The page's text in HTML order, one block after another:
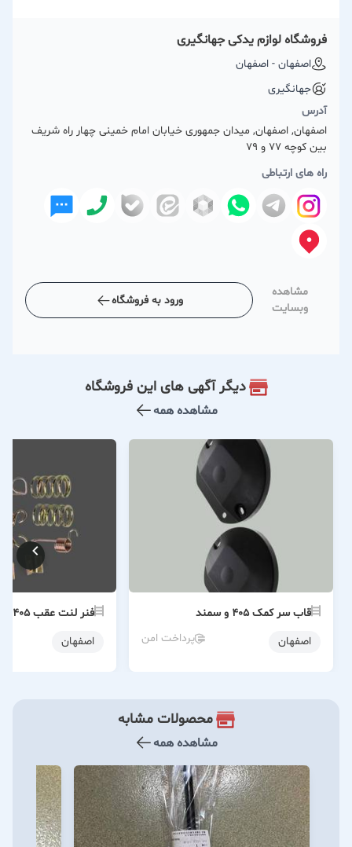
فروشگاه لوازم یدکی جهانگیری
اصفهان - اصفهان
جهانگیری
آدرس
اصفهان, اصفهان, میدان جمهوری خیابان امام خمینی چهار راه شریف
بین کوچه 77 و 79
راه های ارتباطی
مشاهده
وبسایت
ورود به فروشگاه
دیگر آگهی های این فروشگاه
مشاهده همه
قاب سر کمک ۴۰۵ و سمند
اصفهان
پرداخت امن
فنر لنت عقب ۴۰۵
اصفهان
محصولات مشابه
مشاهده همه